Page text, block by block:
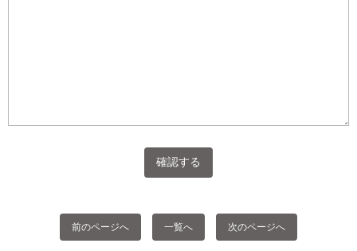
前のページへ 一覧へ 次のページへ